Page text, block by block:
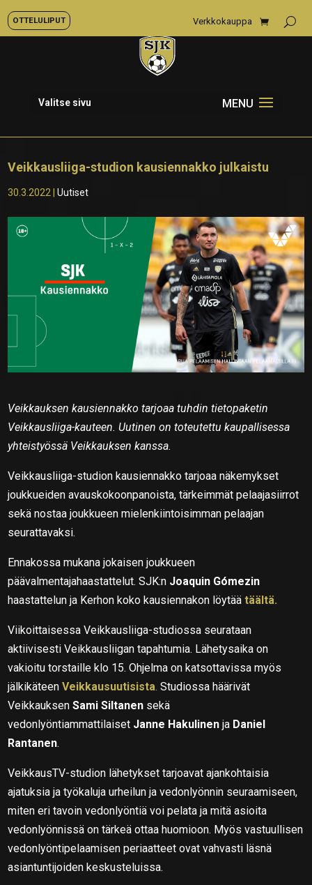
OTTELULIPUT Verkkokauppa
Valitse sivu
Veikkausliiga-studion kausiennakko julkaistu
30.3.2022 |Uutiset
Veikkauksen kausiennakko tarjoaa tuhdin tietopaketin
Veikkausliiga-kauteen. Uutinen on toteutettu kaupallisessa
yhteistyössä Veikkauksen kanssa.
Veikkausliiga-studion kausiennakko tarjoaa näkemykset
joukkueiden avauskokoonpanoista, tärkeimmät pelaajasiirrot
sekä nostaa joukkueen mielenkiintoisimman pelaajan
seurattavaksi.
Ennakossa mukana jokaisen joukkueen
päävalmentajahaastattelut. SJK:n Joaquin Gómezin
haastattelun ja Kerhon koko kausiennakon löytäätäältä.
Viikoittaisessa Veikkausliiga-studiossa seurataan
aktiivisesti Veikkausliigan tapahtumia. Lähetysaika on
vakioitu torstaille klo 15. Ohjelma on katsottavissa myös
jälkikäteenVeikkausuutisista. Studiossa häärivät
VeikkauksenSami Siltanen sekä
vedonlyöntiammattilaiset Janne Hakulinen ja Daniel
Rantanen.
VeikkausTV-studion lähetykset tarjoavat ajankohtaisia
ajatuksia ja työkaluja urheilun ja vedonlyönnin seuraamiseen,
miten eri tavoin vedonlyöntiä voi pelata ja mitä asioita
vedonlyönnissä on tärkeä ottaa huomioon. Myös vastuullisen
vedonlyöntipelaamisen periaatteet ovat vahvasti läsnä
asiantuntijoiden keskusteluissa.